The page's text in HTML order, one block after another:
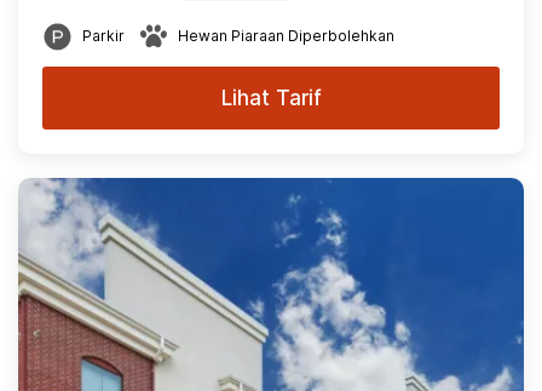
Parkir Hewan Piaraan Diperbolehkan
Lihat Tarif